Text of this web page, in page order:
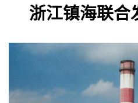
浙江镇海联合